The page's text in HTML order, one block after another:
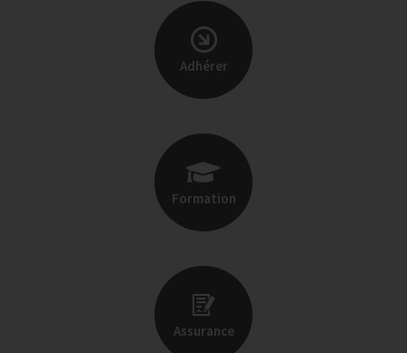
Adhérer
Formation
Assurance